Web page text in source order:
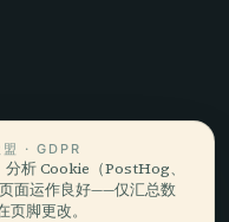
盟 · GDPR
析 Cookie（PostHog、
面运作良好——仅汇总数
脚更改。